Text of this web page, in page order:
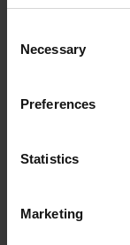
Selection
Necessary
Preferences
Statistics
Marketing
TNC 320